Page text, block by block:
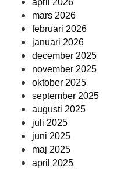
april 2026
mars 2026
februari 2026
januari 2026
december 2025
november 2025
oktober 2025
september 2025
augusti 2025
juli 2025
juni 2025
maj 2025
april 2025